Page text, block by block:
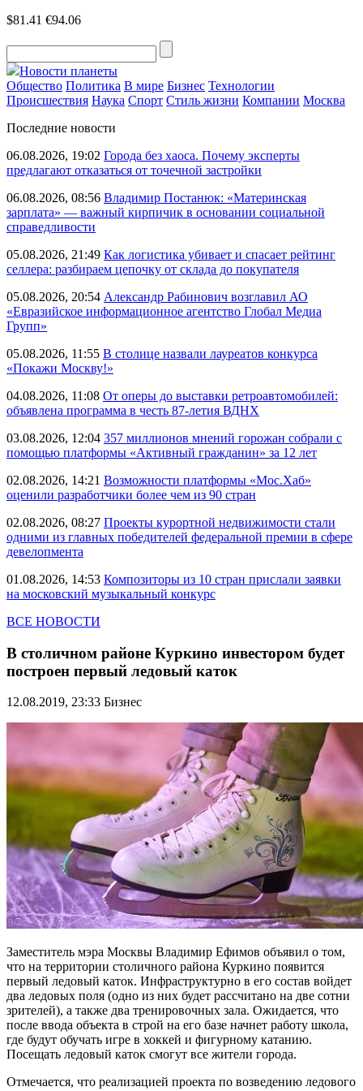
$81.41 €94.06
Новости планеты
Общество Политика В мире Бизнес Технологии
Происшествия Наука Спорт Стиль жизни Компании Москва
Последние новости
06.08.2026, 19:02 Города без хаоса. Почему эксперты
предлагают отказаться от точечной застройки
06.08.2026, 08:56 Владимир Постанюк: «Материнская
зарплата» — важный кирпичик в основании социальной
справедливости
05.08.2026, 21:49 Как логистика убивает и спасает рейтинг
селлера: разбираем цепочку от склада до покупателя
05.08.2026, 20:54 Александр Рабинович возглавил АО
«Евразийское информационное агентство Глобал Медиа
Групп»
05.08.2026, 11:55 В столице назвали лауреатов конкурса
«Покажи Москву!»
04.08.2026, 11:08 От оперы до выставки ретроавтомобилей:
объявлена программа в честь 87-летия ВДНХ
03.08.2026, 12:04 357 миллионов мнений горожан собрали с
помощью платформы «Активный гражданин» за 12 лет
02.08.2026, 14:21 Возможности платформы «Мос.Хаб»
оценили разработчики более чем из 90 стран
02.08.2026, 08:27 Проекты курортной недвижимости стали
одними из главных победителей федеральной премии в сфере
девелопмента
01.08.2026, 14:53 Композиторы из 10 стран прислали заявки
на московский музыкальный конкурс
ВСЕ НОВОСТИ
В столичном районе Куркино инвестором будет
построен первый ледовый каток
12.08.2019, 23:33 Бизнес
Заместитель мэра Москвы Владимир Ефимов объявил о том,
что на территории столичного района Куркино появится
первый ледовый каток. Инфраструктурно в его состав войдет
два ледовых поля (одно из них будет рассчитано на две сотни
зрителей), а также два тренировочных зала. Ожидается, что
после ввода объекта в строй на его базе начнет работу школа,
где будут обучать игре в хоккей и фигурному катанию.
Посещать ледовый каток смогут все жители города.
Отмечается, что реализацией проекта по возведению ледового